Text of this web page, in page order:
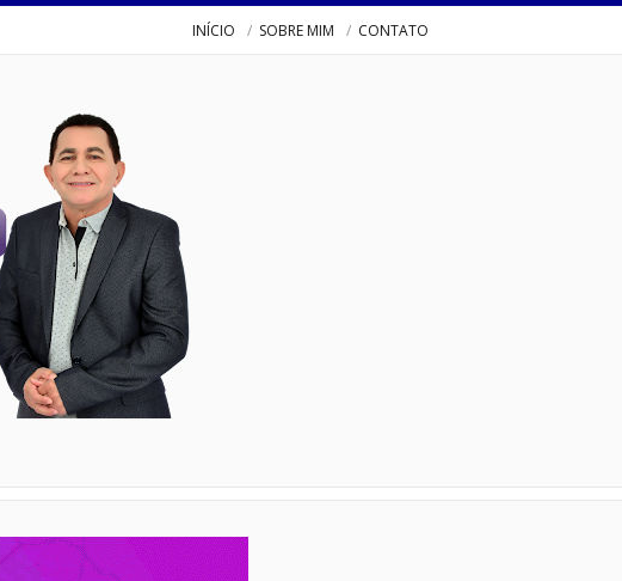
INÍCIO SOBRE MIM CONTATO